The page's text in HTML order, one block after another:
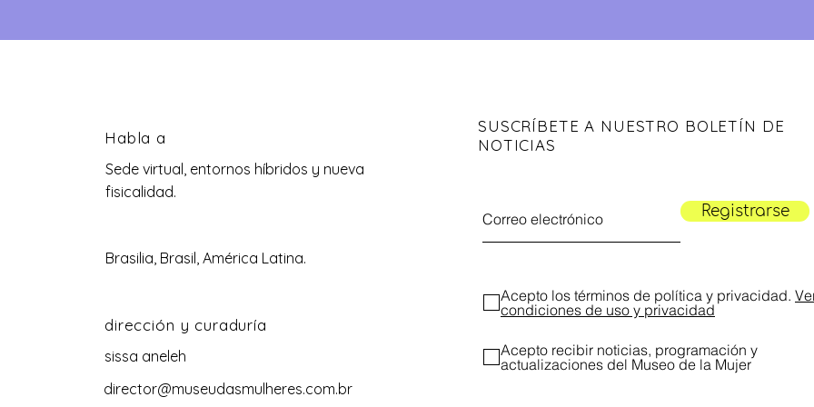
Habla a
Sede virtual, entornos híbridos y nueva
fisicalidad.
Brasilia, Brasil, América Latina.
dirección y curaduría
sissa aneleh
director@museudasmulheres.com.br
SUSCRÍBETE A NUESTRO BOLETÍN DE
NOTICIAS
Registrarse
Acepto los términos de política y privacidad.
condiciones de uso y privacidad
Acepto recibir noticias, programación y
actualizaciones del Museo de la Mujer